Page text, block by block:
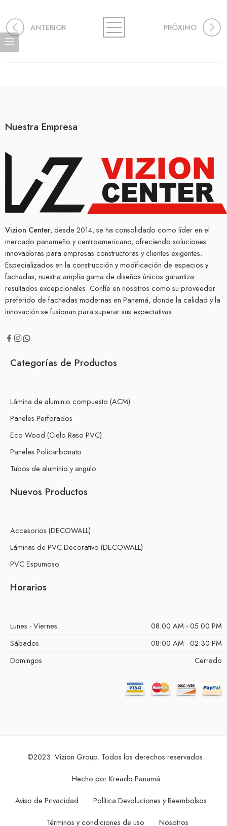
ANTERIOR PRÓXIMO
Nuestra Empresa
Vizion Center, desde 2014, se ha consolidado como líder en el
mercado panameño y centroamericano, ofreciendo soluciones
innovadoras para empresas constructoras y clientes exigentes.
Especializados en la construcción y modificación de espacios y
fachadas, nuestra amplia gama de diseños únicos garantiza
resultados excepcionales. Confíe en nosotros como su proveedor
preferido de fachadas modernas en Panamá, donde la calidad y la
innovación se fusionan para superar sus expectativas.
Categorías de Productos
Lámina de aluminio compuesto (ACM)
Paneles Perforados
Eco Wood (Cielo Raso PVC)
Paneles Policarbonato
Tubos de aluminio y angulo
Nuevos Productos
Accesorios (DECOWALL)
Láminas de PVC Decorativo (DECOWALL)
PVC Espumoso
Horarios
Lunes - Viernes
08:00 AM - 05:00 PM
Sábados
08:00 AM - 02:30 PM
Domingos
Cerrado
©2023. Vizion Group. Todos los derechos reservados.
Hecho porKreado Panamá
Aviso de Privacidad Política Devoluciones y Reembolsos
Términos y condiciones de uso Nosotros